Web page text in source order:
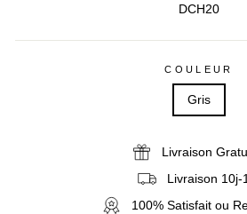
DCH20
COULEUR
Gris
Livraison
Livraison 10j-
100% Satisfait ou